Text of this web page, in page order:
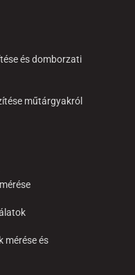
és domborzati
műtárgyakról
mérése és